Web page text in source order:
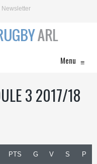
Newsletter
Menu ≡
3 2017/18
PTS G V S P